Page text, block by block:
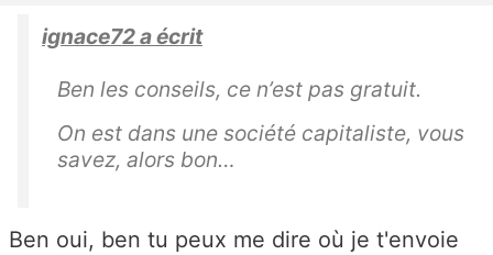
ignace72 a écrit
Ben les conseils, ce n’est pas gratuit.
On est dans une société capitaliste, vous
savez, alors bon…
Ben oui, ben tu peux me dire où je t'envoie